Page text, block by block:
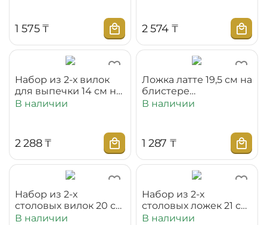
1 575 ₸ 2 574 ₸
Набор из 2-х вилок
для выпечки 14 см на
блистере
В наличии
2 288 ₸
Ложка латте 19,5 см на
блистере
WL‑999121/1B
В наличии
1 287 ₸
Набор из 2-х
столовых вилок 20 см
на блистере
В наличии
Набор из 2-х
столовых ложек 21 см
на блистере
В наличии